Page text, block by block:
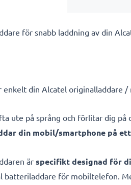
för snabb laddning av din
enkelt din Alcatel originalladdare
ute på språng och förlitar dig på
din mobil/smartphone på
ärspecifikt designad för
batteriladdare för mobiltelefon.